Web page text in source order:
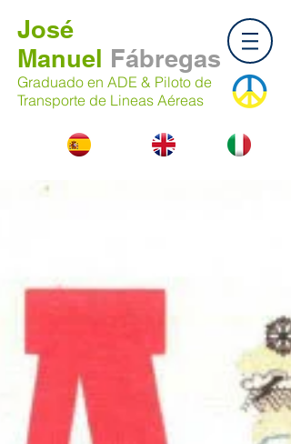
José
Manuel Fábregas
Graduado en ADE & Piloto de
Transporte de Lineas Aéreas